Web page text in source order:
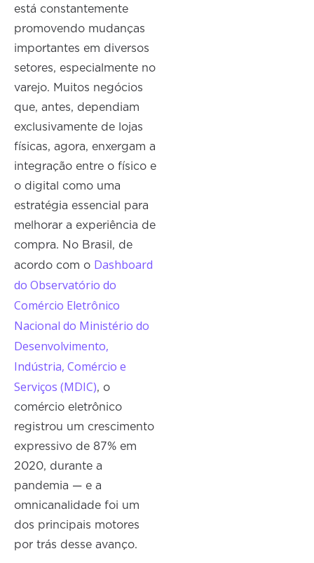
está constantemente
promovendo mudanças
importantes em diversos
setores, especialmente no
varejo. Muitos negócios
que, antes, dependiam
exclusivamente de lojas
físicas, agora, enxergam a
integração entre o físico e
o digital como uma
estratégia essencial para
melhorar a experiência de
compra. No Brasil, de
acordo com o Dashboard
do Observatório do
Comércio Eletrônico
Nacional do Ministério do
Desenvolvimento,
Indústria, Comércio e
Serviços (MDIC), o
comércio eletrônico
registrou um crescimento
expressivo de 87% em
2020, durante a
pandemia — e a
omnicanalidade foi um
dos principais motores
por trás desse avanço.